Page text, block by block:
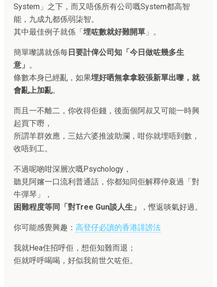
System」之下，而又唔係所有公司嘅System都高智
能，九成九都係弱柒智。
其中最佳例子就係「埋咗數就好難開單 」。
簡單嚟講就係每日要計俾公司知「今日做咗幾多生
意」 。
條數本身已經亂，如果埋好哂無拿拿殺張新單出嚟，就
會亂上加亂。
而且一不離二，你收得佢錢，後面個阿叔又可能一時興
起買下嘢，
所謂羊群效應，三姑六婆推波助瀾，咁你就埋唔到數，
收唔到工。
不過呢啲咁深層次嘅Psychology，
聽見阿嬸一口流利普通話，你都知同佢解釋仲衰過「對
牛彈琴」，
困難程度等同「對Tree Gun談人生」
，慳返啖氣好過。
你可能感覺興趣： 高登仔必讀的香港誹謗法
我就Hea住招呼佢，想佢知難而退；
佢就呼呼喝喝，好似我前世欠咗佢。